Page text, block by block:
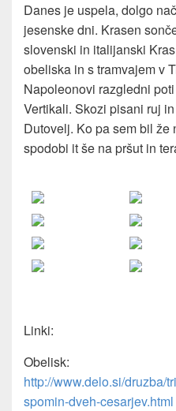
Danes je uspela, dolgo
jesenske dni. Krasen
slovenski in italijanski
obeliska in s tramvajem v
Napoleonovi razgledni
Vertikali. Skozi pisani ruj
Dutovelj. Ko pa sem bil že
spodobi it še na pršut in
Linki:
Obelisk:
http://www.delo.si/druzba/
spomin-dveh-cesarjev.html